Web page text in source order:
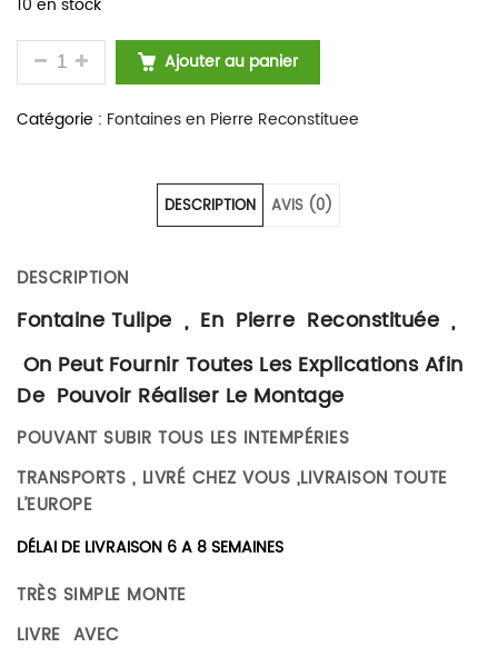
10 en stock
QUANTITÉ DE FONTAINE BASSIN ROND DE JARDIN
Ajouter au panier
Catégorie : Fontaines en Pierre Reconstituee
DESCRIPTION AVIS (0)
DESCRIPTION
Fontaine Tulipe , En Pierre Reconstituée ,
On Peut Fournir Toutes Les Explications Afin
De Pouvoir Réaliser Le Montage
POUVANT SUBIR TOUS LES INTEMPÉRIES
TRANSPORTS , LIVRÉ CHEZ VOUS ,LIVRAISON TOUTE
L’EUROPE
DÉLAI DE LIVRAISON 6 A 8 SEMAINES
TRÈS SIMPLE MONTE
LIVRE AVEC